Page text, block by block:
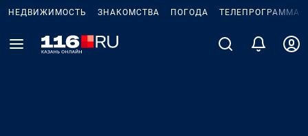
НЕДВИЖИМОСТЬ ЗНАКОМСТВА ПОГОДА ТЕЛЕПРОГРАММА